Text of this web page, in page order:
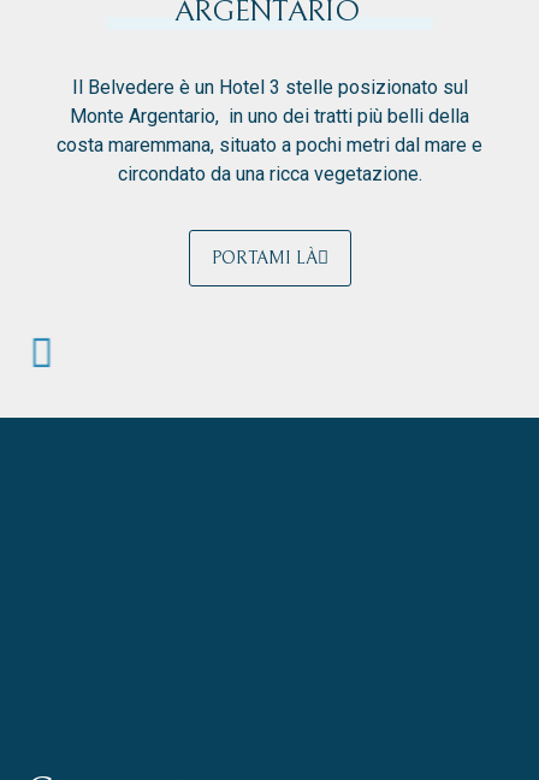
ARGENTARIO
Il Belvedere è un Hotel 3 stelle posizionato sul
Monte Argentario, in uno dei tratti più belli della
costa maremmana, situato a pochi metri dal mare e
circondato da una ricca vegetazione.
PORTAMI LÀ